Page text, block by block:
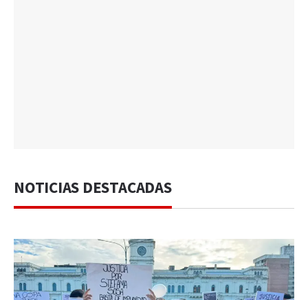
NOTICIAS DESTACADAS